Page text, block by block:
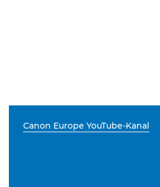
Canon Europe YouTube-Kanal